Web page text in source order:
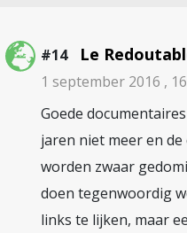
#14 Le
1 september 2016 ,
Goede
jaren niet meer en
worden zwaar
doen tegenwoordig
links te lijken, maar